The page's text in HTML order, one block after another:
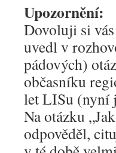
Upozornění:
Dovoluji si
uvedl v
pádových)
občasníku
let LISu (nyní
Na otázku
odpověděl,